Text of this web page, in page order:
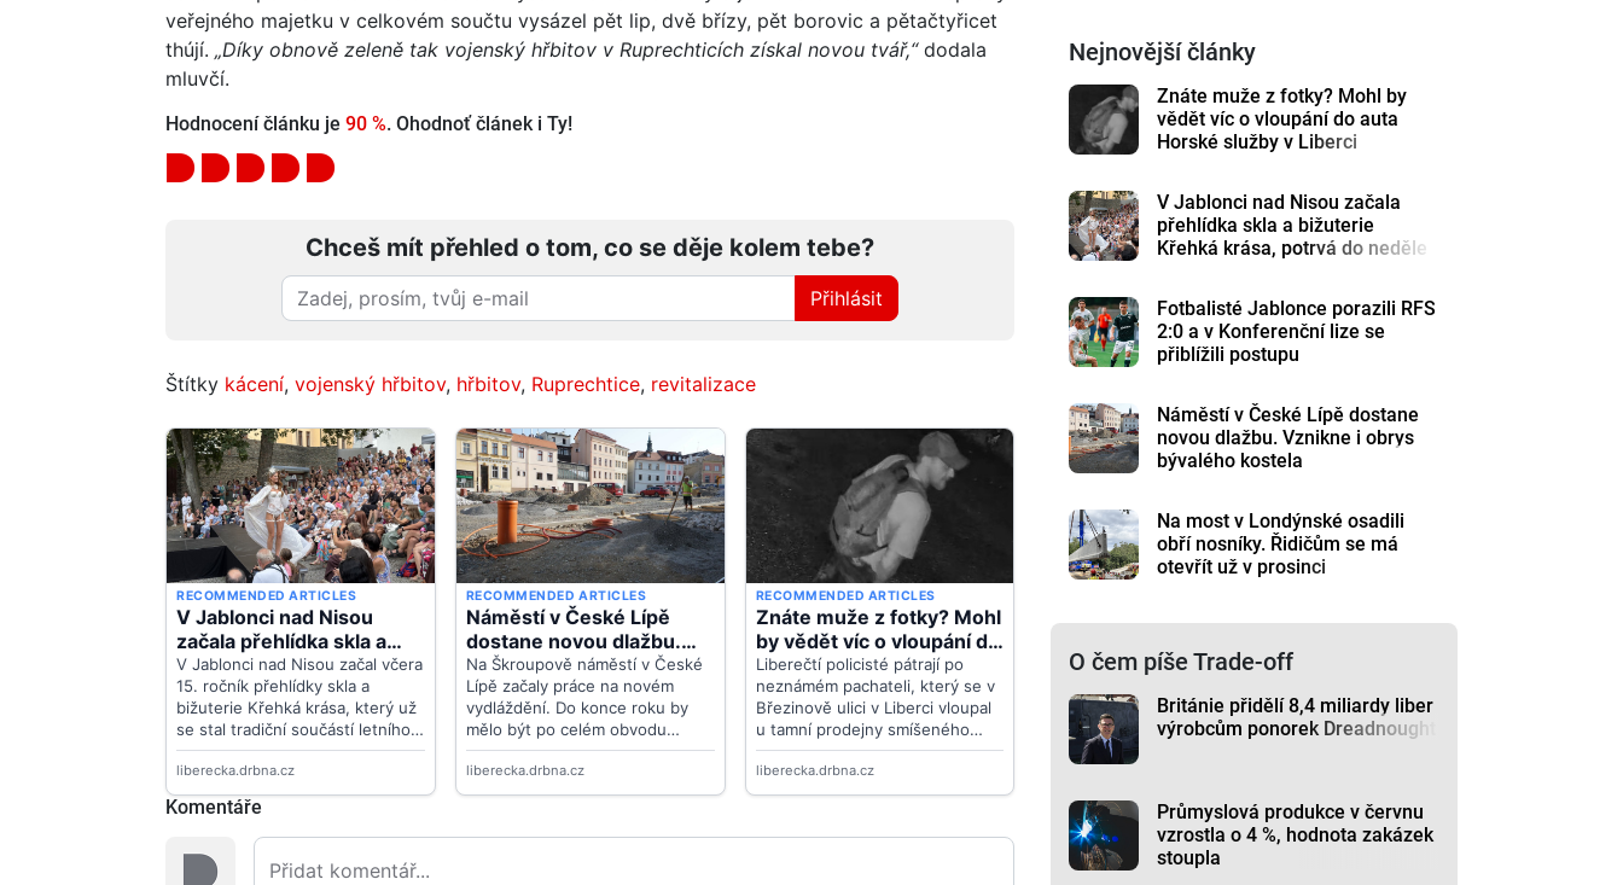
veřejného majetku v celkovém součtu vysázel pět lip, dvě břízy, pět borovic a pětačtyřicet
thújí. „Díky obnově zeleně tak vojenský hřbitov v Ruprechticích získal novou tvář,“dodala
mluvčí.
Hodnocení článku je 90 %. Ohodnoť článek i Ty!
Chceš mít přehled o tom, co se děje kolem tebe?
Přihlásit
Štítky kácení, vojenský hřbitov, hřbitov, Ruprechtice, revitalizace
Komentáře
Nejnovější články
Znáte muže z fotky? Mohl by
vědět víc o vloupání do auta
Horské služby v Liberci
V Jablonci nad Nisou začala
přehlídka skla a bižuterie
Křehká krása, potrvá do neděle
Fotbalisté Jablonce porazili RFS
2:0 a v Konferenční lize se
přiblížili postupu
Náměstí v České Lípě dostane
novou dlažbu. Vznikne i obrys
bývalého kostela
Na most v Londýnské osadili
obří nosníky. Řidičům se má
otevřít už v prosinci
O čem píše Trade-off
Británie přidělí 8,4 miliardy liber
výrobcům ponorek Dreadnought
Průmyslová produkce v červnu
vzrostla o 4 %, hodnota zakázek
stoupla